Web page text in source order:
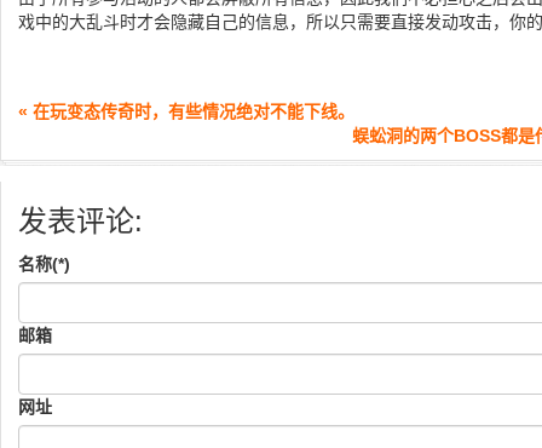
戏中的大乱斗时才会隐藏自己的信息，所以只需要直接发动攻击，你
« 在玩变态传奇时，有些情况绝对不能下线。
蜈蚣洞的两个BOSS都
发表评论:
名称(*)
邮箱
网址